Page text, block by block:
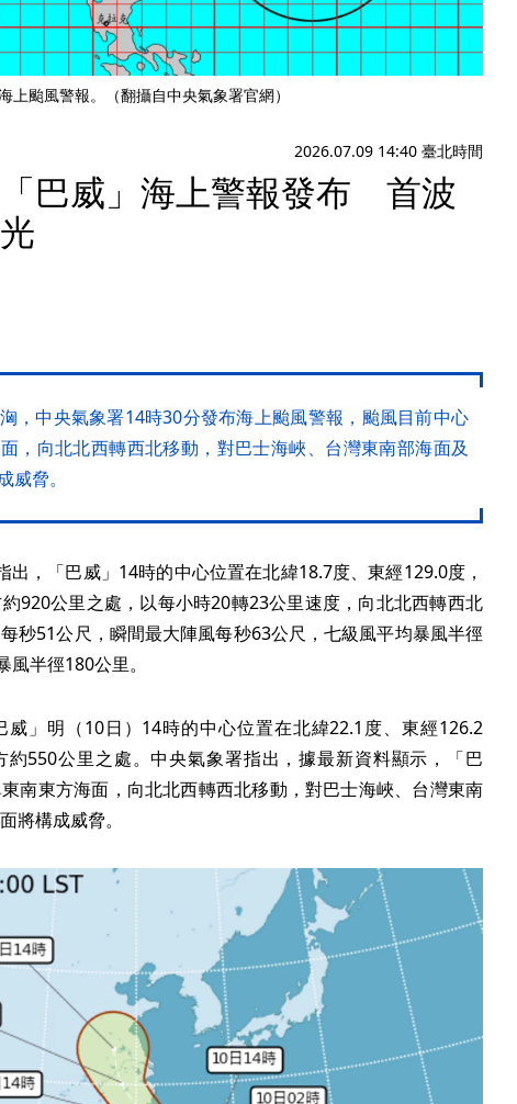
上颱風警報。（翻攝自中央氣象署官網）
2026.07.09 14:40 臺北時間
巴威」海上警報發布 首波
，中央氣象署14時30分發布海上颱風警報，颱風目前中心
，向北北西轉西北移動，對巴士海峽、台灣東南部海面及
威脅。
出，「巴威」14時的中心位置在北緯18.7度、東經129.0度，
920公里之處，以每小時20轉23公里速度，向北北西轉西北
秒51公尺，瞬間最大陣風每秒63公尺，七級風平均暴風半徑
半徑180公里。
威」明（10日）14時的中心位置在北緯22.1度、東經126.2
約550公里之處。中央氣象署指出，據最新資料顯示，「巴
南東方海面，向北北西轉西北移動，對巴士海峽、台灣東南
將構成威脅。